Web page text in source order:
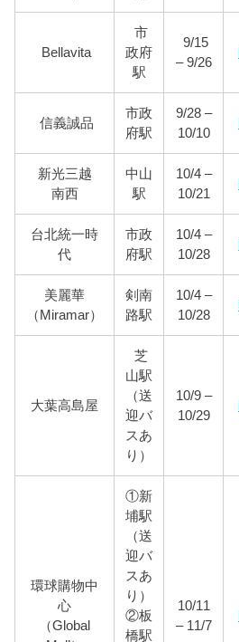
Bellavita
市
政府
駅
9/15
– 9/26
信義誠品
市政
府駅
9/28 –
10/10
新光三越
南西
中山
駅
10/4 –
10/21
台北統一時
代
市政
府駅
10/4 –
10/28
美麗華
（Miramar）
剣南
路駅
10/4 –
10/28
大葉高島屋
芝
山駅
（送
迎バ
スあ
り）
10/9 –
10/29
環球購物中
心
（Global
①新
埔駅
（送
迎バ
スあ
り）
②板
橋駅
10/11
– 11/7